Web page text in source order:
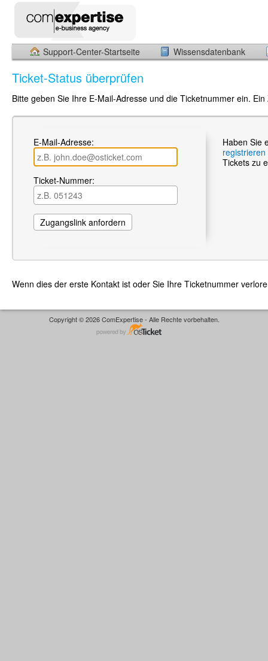
Support-Center-Startseite Wissensdatenbank
Ticket-Status überprüfen
Bitte geben Sie Ihre E-Mail-Adresse und die Ticketnummer ein.
E-Mail-Adresse:
Ticket-Nummer:
Haben Sie
Tickets zu
Wenn dies der erste Kontakt ist oder Sie Ihre Ticketnummer
Copyright © 2026 ComExpertise - Alle Rechte vorbehalten.